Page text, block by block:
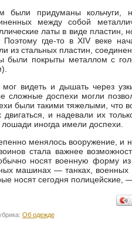
были придуманы кольчуги,
между собой
латы в виде
Поэтому где-то в XIV веке
из стальных пластин,
были покрыты металлом с
мог видеть и дышать через
сложные доспехи могли
были такими тяжелыми, что
двигаться, и надевали их
иногда имели доспехи.
менялось вооружение, и
стала важнее
носят военную форму из
машинах — танках, военных
носят сегодня полицейские,
Об одежде